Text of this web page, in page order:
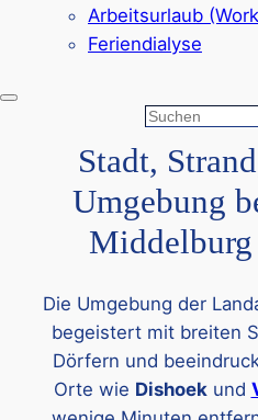
Arbeitsurlaub
Feriendialyse
Suchen
Stadt,
Umgebung
Middelburg
Die Umgebung der
begeistert mit breiten
Dörfern und
Orte wie Dishoekund